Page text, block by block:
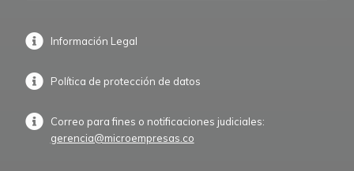
Información Legal
Política de protección de datos
Correo para fines o notificaciones judiciales:
gerencia@microempresas.co